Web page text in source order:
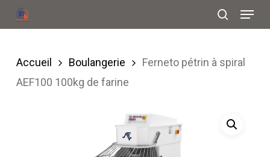
Skip
to
content
search
Menu
Accueil Boulangerie
Ferneto pétrin à spiral
AEF100 100kg de farine
Menu